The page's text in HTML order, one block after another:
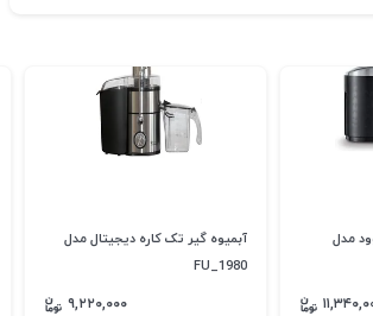
مدل
آبمیوه گیر تک کاره دیجیتال مدل
FU_1980
۹,۲۲۰,۰۰۰